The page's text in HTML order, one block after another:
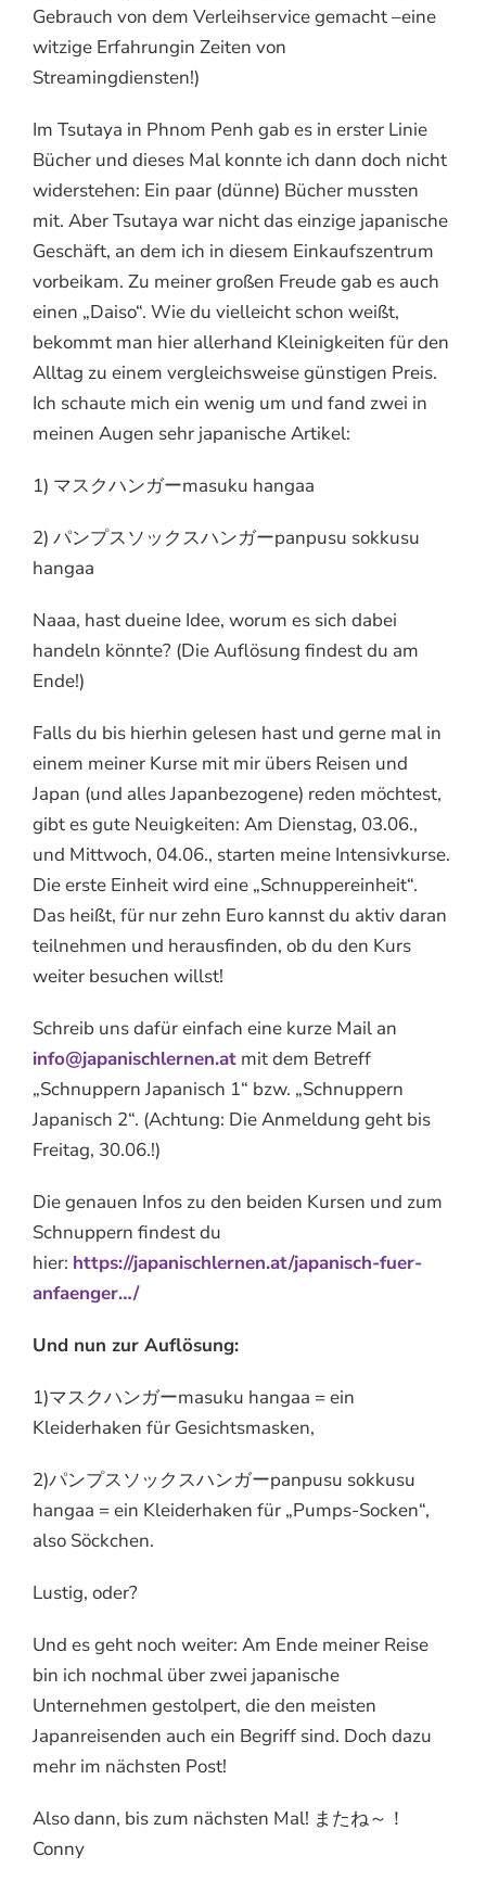
Gebrauch von dem Verleihservice gemacht –eine
witzige Erfahrungin Zeiten von
Streamingdiensten!)
Im Tsutaya in Phnom Penh gab es in erster Linie
Bücher und dieses Mal konnte ich dann doch nicht
widerstehen: Ein paar (dünne) Bücher mussten
mit. Aber Tsutaya war nicht das einzige japanische
Geschäft, an dem ich in diesem Einkaufszentrum
vorbeikam. Zu meiner großen Freude gab es auch
einen „Daiso“. Wie du vielleicht schon weißt,
bekommt man hier allerhand Kleinigkeiten für den
Alltag zu einem vergleichsweise günstigen Preis.
Ich schaute mich ein wenig um und fand zwei in
meinen Augen sehr japanische Artikel:
1) マスクハンガーmasuku hangaa
2) パンプスソックスハンガーpanpusu sokkusu
hangaa
Naaa, hast dueine Idee, worum es sich dabei
handeln könnte? (Die Auflösung findest du am
Ende!)
Falls du bis hierhin gelesen hast und gerne mal in
einem meiner Kurse mit mir übers Reisen und
Japan (und alles Japanbezogene) reden möchtest,
gibt es gute Neuigkeiten: Am Dienstag, 03.06.,
und Mittwoch, 04.06., starten meine Intensivkurse.
Die erste Einheit wird eine „Schnuppereinheit“.
Das heißt, für nur zehn Euro kannst du aktiv daran
teilnehmen und herausfinden, ob du den Kurs
weiter besuchen willst!
Schreib uns dafür einfach eine kurze Mail an
info@japanischlernen.at mit dem Betreff
„Schnuppern Japanisch 1“ bzw. „Schnuppern
Japanisch 2“. (Achtung: Die Anmeldung geht bis
Freitag, 30.06.!)
Die genauen Infos zu den beiden Kursen und zum
Schnuppern findest du
hier: https://japanischlernen.at/japanisch-fuer-
anfaenger…/
Und nun zur Auflösung:
1)マスクハンガーmasuku hangaa = ein
Kleiderhaken für Gesichtsmasken,
2)パンプスソックスハンガーpanpusu sokkusu
hangaa = ein Kleiderhaken für „Pumps-Socken“,
also Söckchen.
Lustig, oder?
Und es geht noch weiter: Am Ende meiner Reise
bin ich nochmal über zwei japanische
Unternehmen gestolpert, die den meisten
Japanreisenden auch ein Begriff sind. Doch dazu
mehr im nächsten Post!
Also dann, bis zum nächsten Mal! またね～！
Conny